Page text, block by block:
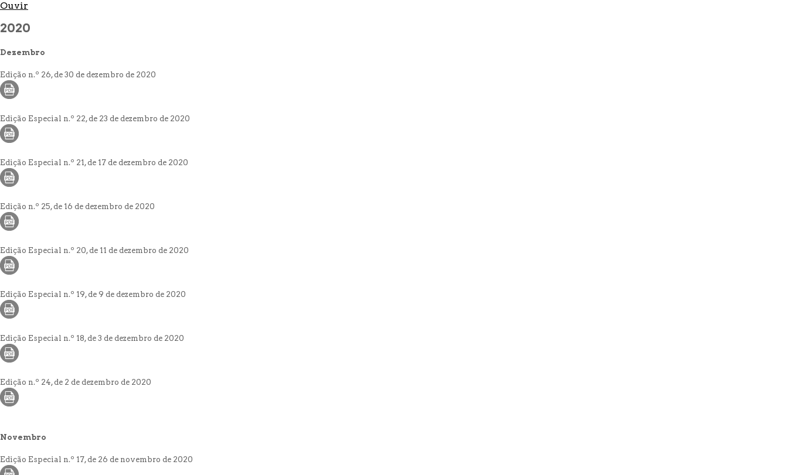
Ouvir
2020
Dezembro
Edição n.º 26, de 30 de dezembro de 2020
Edição Especial n.º 22, de 23 de dezembro de 2020
Edição Especial n.º 21, de 17 de dezembro de 2020
Edição n.º 25, de 16 de dezembro de 2020
Edição Especial n.º 20, de 11 de dezembro de 2020
Edição Especial n.º 19, de 9 de dezembro de 2020
Edição Especial n.º 18, de 3 de dezembro de 2020
Edição n.º 24, de 2 de dezembro de 2020
Novembro
Edição Especial n.º 17, de 26 de novembro de 2020